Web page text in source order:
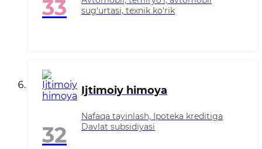
33
sug‘urtasi, texnik ko‘rik
32
Ijtimoiy himoya
Nafaqa tayinlash, Ipoteka kreditiga
Davlat subsidiyasi